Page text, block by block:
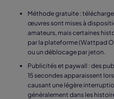
Méthode gratuite :
œuvres sont mises à
amateurs, mais certaines
par la plateforme (Wattpad
ou un déblocage par jeton.
Publicités et paywall : des
15 secondes apparaissent
causant une légère
généralement dans les